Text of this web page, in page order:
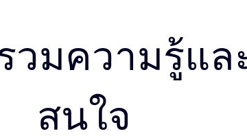
วมความรู้แล
สนใจ